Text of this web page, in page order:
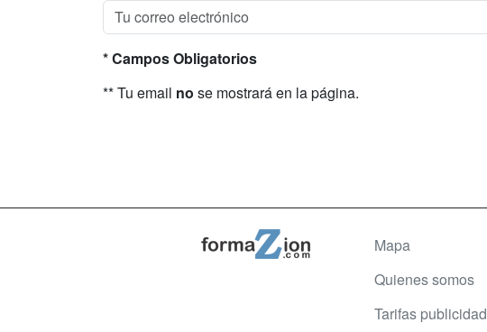
* Campos Obligatorios
** Tu email no se mostrará en la página.
Mapa
Quienes somos
Tarifas publicidad